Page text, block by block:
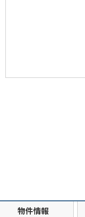
物件情報